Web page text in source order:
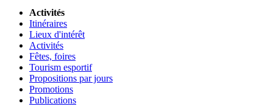
Activités
Itinéraires
Lieux d'intérêt
Activités
Fêtes, foires
Tourism esportif
Propositions par jours
Promotions
Publications